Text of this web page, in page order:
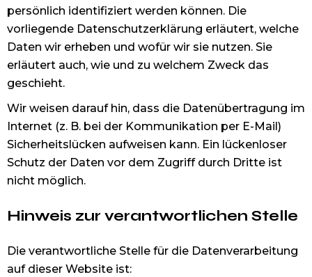
persönlich identifiziert werden können. Die
vorliegende Datenschutzerklärung erläutert, welche
Daten wir erheben und wofür wir sie nutzen. Sie
erläutert auch, wie und zu welchem Zweck das
geschieht.
Wir weisen darauf hin, dass die Datenübertragung im
Internet (z. B. bei der Kommunikation per E-Mail)
Sicherheitslücken aufweisen kann. Ein lückenloser
Schutz der Daten vor dem Zugriff durch Dritte ist
nicht möglich.
Hinweis zur verantwortlichen Stelle
Die verantwortliche Stelle für die Datenverarbeitung
auf dieser Website ist: